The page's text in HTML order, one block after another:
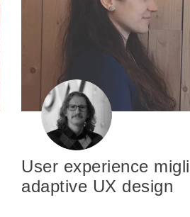
User experience
adaptive UX design